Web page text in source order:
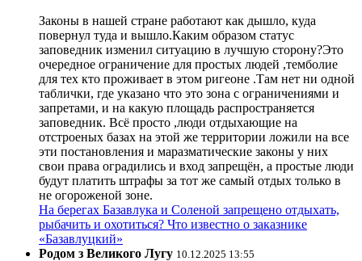
Законы в нашей стране работают как дышло, куда
повернул туда и вышло.Каким образом статус
заповедник изменил ситуацию в лучшую сторону?Это
очередное ограничение для простых людей ,темболие
для тех кто проживает в этом ригеоне .Там нет ни одной
таблички, где указано что это зона с ограничениями и
запретами, и на какую площадь распространяется
заповедник. Всё просто ,люди отдыхающие на
отстроеных базах на этой же территории ложили на все
эти постановления и маразматические законы у них
свои права оградились и вход запрещён, а простые люди
будут платить штрафы за тот же самый отдых только в
не огороженой зоне.
На берегах Базавлука и Соленой запрещено отдыхать,
рыбачить и охотиться? Что известно о заказнике
«Базавлуцкий»
Родом з Великого Лугу 10.12.2025 13:55